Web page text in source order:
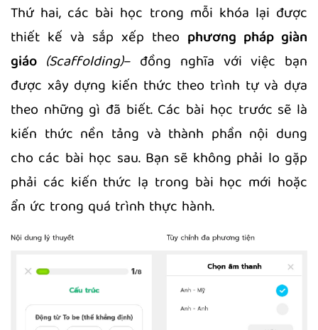
Thứ hai, các bài học trong mỗi khóa lại được
thiết kế và sắp xếp theo phương pháp giàn
giáo (Scaffolding)– đồng nghĩa với việc bạn
được xây dựng kiến thức theo trình tự và dựa
theo những gì đã biết. Các bài học trước sẽ là
kiến thức nền tảng và thành phần nội dung
cho các bài học sau. Bạn sẽ không phải lo gặp
phải các kiến thức lạ trong bài học mới hoặc
ẩn ức trong quá trình thực hành.